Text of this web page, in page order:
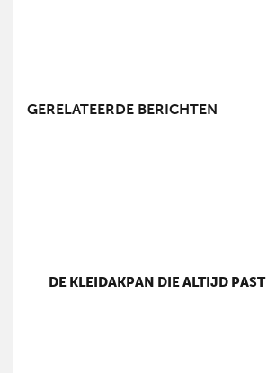
GERELATEERDE BERICHTEN
DE KLEIDAKPAN DIE ALTIJD PAST